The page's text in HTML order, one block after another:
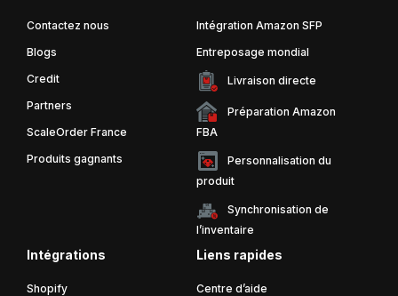
Contactez nous
Blogs
Credit
Partners
ScaleOrder France
Produits gagnants
Intégration Amazon SFP
Entreposage mondial
Livraison directe
Préparation Amazon
FBA
Personnalisation du
produit
Synchronisation de
l’inventaire
Intégrations
Shopify
Liens rapides
Centre d’aide